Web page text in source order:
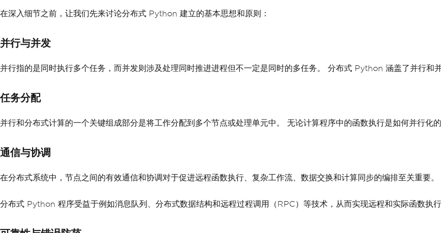
在深入细节之前，让我们先来讨论分布式 Python 建立的基本思想和原则：
并行与并发
并行指的是同时执行多个任务，而并发则涉及处理同时推进进程但不一定是同时的多任务。 分布式 Python 涵盖了并行和
任务分配
并行和分布式计算的一个关键组成部分是将工作分配到多个节点或处理单元中。 无论计算程序中的函数执行是如何并行化
通信与协调
在分布式系统中，节点之间的有效通信和协调对于促进远程函数执行、复杂工作流、数据交换和计算同步的编排至关重要。
分布式 Python 程序受益于例如消息队列、分布式数据结构和远程过程调用（RPC）等技术，从而实现远程和实际函数执行